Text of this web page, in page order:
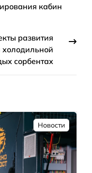
кабин
развития
холодильной
сорбентах
Новости